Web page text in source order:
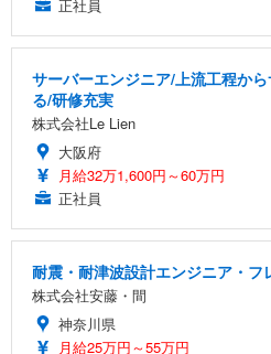
正社員
サーバーエンジニア/上流工程か
る/研修充実
株式会社Le Lien
大阪府
月給32万1,600円～60万円
正社員
耐震・耐津波設計エンジニア・フ
株式会社安藤・間
神奈川県
月給25万円～55万円